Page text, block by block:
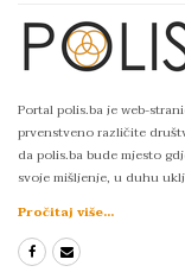
Portal polis.ba je web-
prvenstveno različite
da polis.ba bude mjesto
svoje mišljenje, u duhu
Pročitaj više...